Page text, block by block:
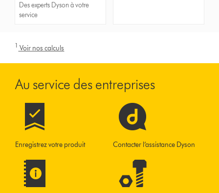
Des experts Dyson à votre
service
1 Voir nos calculs
Au service des entreprises
Enregistrez votre produit Contacter l’assistance Dyson